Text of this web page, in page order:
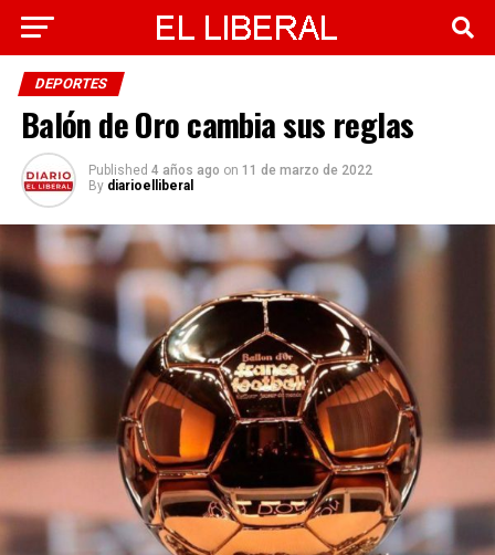
DEPORTES
Balón de Oro cambia sus reglas
Published 4 años ago on 11 de marzo de 2022
By diarioelliberal